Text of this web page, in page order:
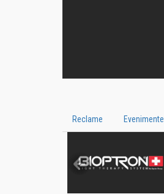
Reclame Evenimente